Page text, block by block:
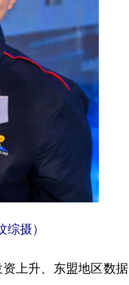
摄）
上升、东盟地区数据